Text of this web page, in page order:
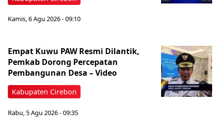
Kamis, 6 Agu 2026 - 09:10
Kabupaten Cirebon
Empat Kuwu PAW Resmi Dilantik,
Pemkab Dorong Percepatan
Pembangunan Desa – Video
Rabu, 5 Agu 2026 - 09:35